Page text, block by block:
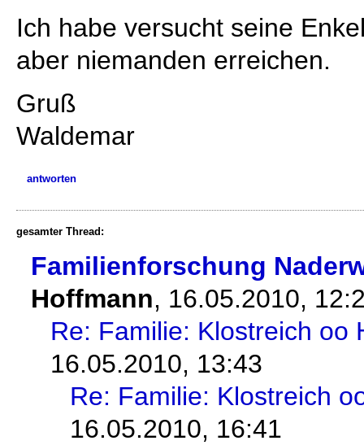
Ich habe versucht seine
aber niemanden erreichen.
Gruß
Waldemar
antworten
gesamter Thread:
Familienforschung
Hoffmann, 16.05.2010,
Re: Familie: Klostreich oo
16.05.2010, 13:43
Re: Familie: Klostreich
16.05.2010, 16:41